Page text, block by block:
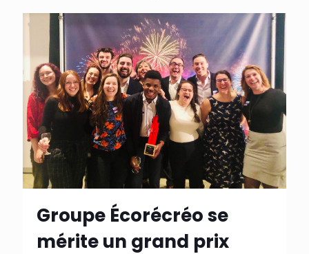
Groupe Écorécréo se
mérite un grand prix